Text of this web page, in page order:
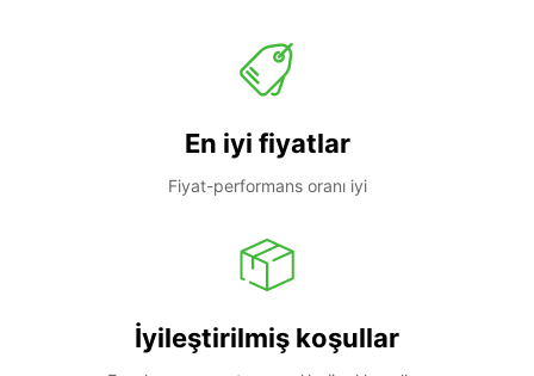
En iyi fiyatlar
Fiyat-performans oranı iyi
İyileştirilmiş koşullar